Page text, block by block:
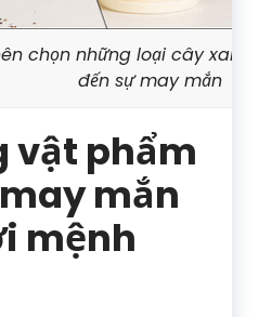
chọn những loại cây
đến sự may mắn
vật phẩm
mắn
mệnh